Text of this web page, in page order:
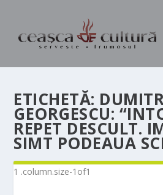
ETICHETĂ:
GEORGESCU:
REPET DESCULT.
SIMT PODEAUA